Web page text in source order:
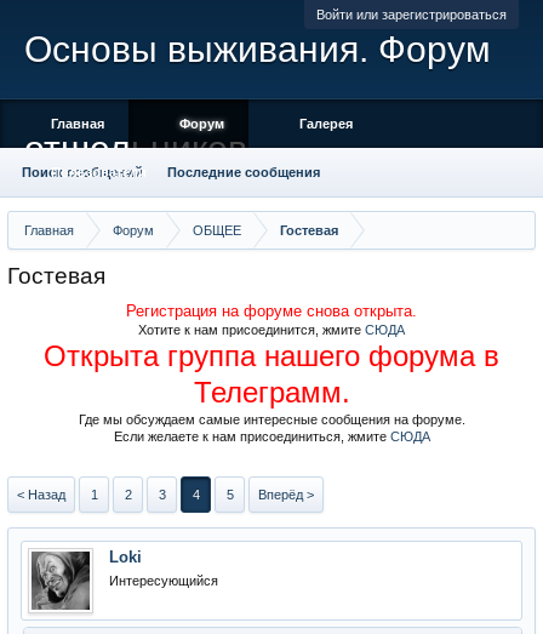
Войти или зарегистрироваться
Главная Форум ОБЩЕЕ Гостевая
Гостевая
Регистрация на форуме снова открыта.
Хотите к нам присоединится, жмите СЮДА
Открыта группа нашего форума в
Телеграмм.
Где мы обсуждаем самые интересные сообщения на форуме.
Если желаете к нам присоединиться, жмите СЮДА
< Назад 1 2 3 4 5 Вперёд >
Loki
Интересующийся
Основы выживания. Форум
отшельников
Главная Форум
Поиск сообщений Последние сообщения
Галерея
Пользователи